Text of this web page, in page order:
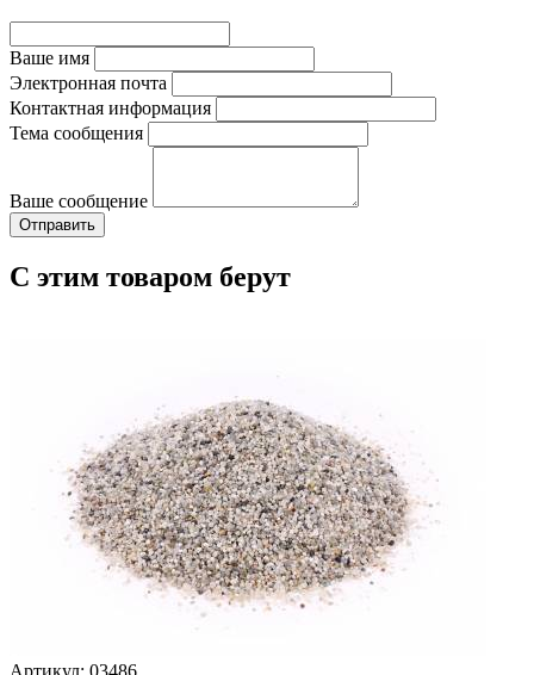
Ваше имя
Электронная почта
Контактная информация
Тема сообщения
Ваше сообщение
С этим товаром берут
Артикул: 03486